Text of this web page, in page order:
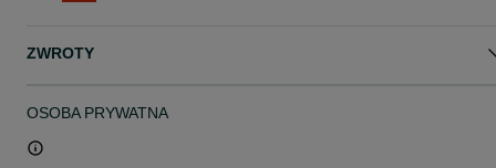
ZWROTY
OSOBA PRYWATNA